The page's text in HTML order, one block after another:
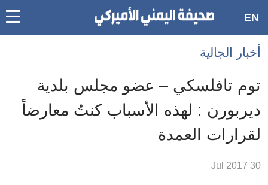
Accessibility
الرئيسي
الأقسام
Skip
EN
أخبار الجالية
توم تافلسكي – عضو مجلس بلدية
ديربورن : لهذه الأسباب كنتُ معارضاً
لقرارات العمدة
30 Jul 2017